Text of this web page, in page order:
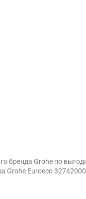
бренда Grohe по
Euroeco